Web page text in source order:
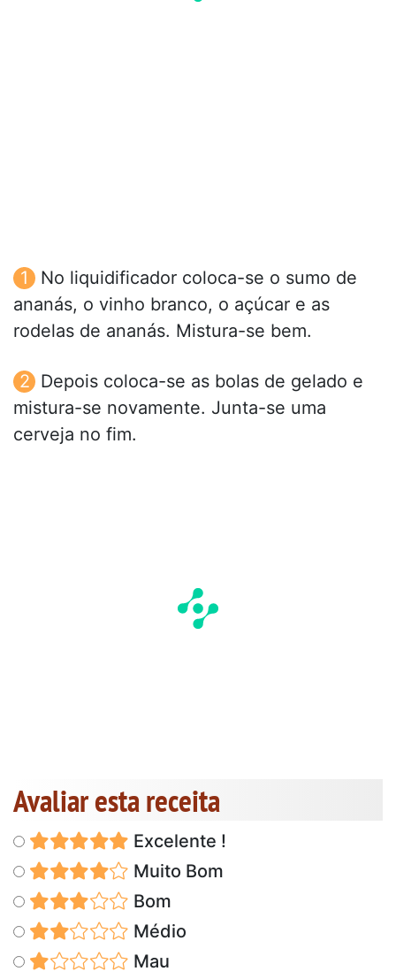
No liquidificador coloca-se o sumo de
ananás, o vinho branco, o açúcar e as
rodelas de ananás. Mistura-se bem.
Depois coloca-se as bolas de gelado e
mistura-se novamente. Junta-se uma
cerveja no fim.
Avaliar esta receita
Excelente !
Muito Bom
Bom
Médio
Mau